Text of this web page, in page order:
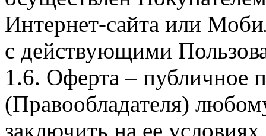
Интернет-сайта или
с действующими
1.6. Оферта – публичное
(Правообладателя)
заключить на ее